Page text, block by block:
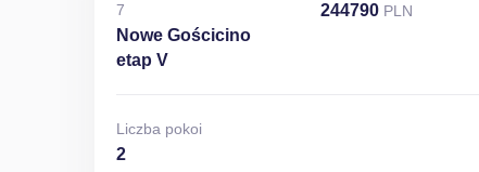
7
Nowe Gościcino
etap V
244790 PLN
Liczba pokoi
2